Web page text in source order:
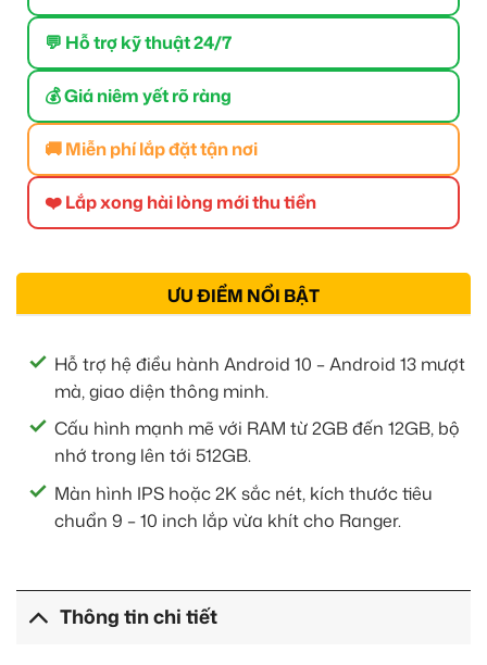
💬 Hỗ trợ kỹ thuật 24/7
💰 Giá niêm yết rõ ràng
🚚 Miễn phí lắp đặt tận nơi
❤️ Lắp xong hài lòng mới thu tiền
ƯU ĐIỂM NỔI BẬT
Hỗ trợ hệ điều hành Android 10 – Android 13 mượt
mà, giao diện thông minh.
Cấu hình mạnh mẽ với RAM từ 2GB đến 12GB, bộ
nhớ trong lên tới 512GB.
Màn hình IPS hoặc 2K sắc nét, kích thước tiêu
chuẩn 9 – 10 inch lắp vừa khít cho Ranger.
Thông tin chi tiết